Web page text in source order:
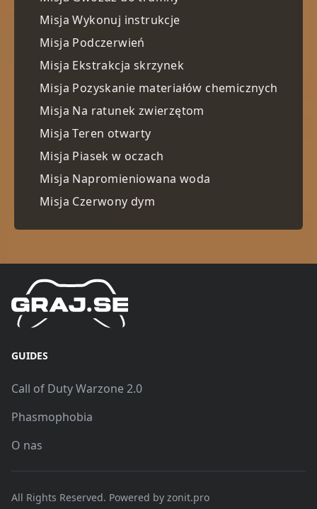
Misja Wykonuj instrukcje
Misja Podczerwień
Misja Ekstrakcja skrzynek
Misja Pozyskanie materiałów chemicznych
Misja Na ratunek zwierzętom
Misja Teren otwarty
Misja Piasek w oczach
Misja Napromieniowana woda
Misja Czerwony dym
GUIDES
Call of Duty Warzone 2.0
Phasmophobia
O nas
All Rights Reserved. Powered by zonit.pro